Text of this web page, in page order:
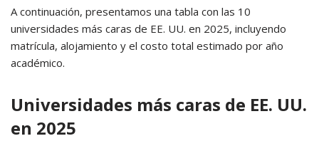
A continuación, presentamos una tabla con las 10
universidades más caras de EE. UU. en 2025, incluyendo
matrícula, alojamiento y el costo total estimado por año
académico.
Universidades más caras de EE. UU.
en 2025